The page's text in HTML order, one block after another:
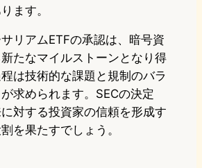
ます。
リアムETFの承認は、暗号資
たなマイルストーンとなり得
は技術的な課題と規制のバラ
求められます。SECの決定
対する投資家の信頼を形成す
を果たすでしょう。